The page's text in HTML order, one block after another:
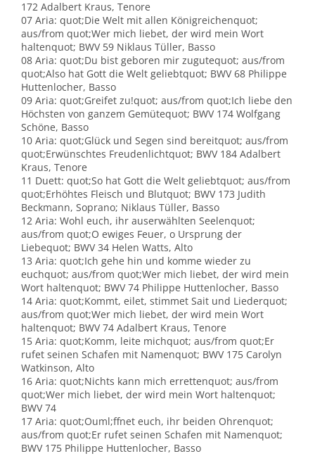
172 Adalbert Kraus, Tenore
07 Aria: quot;Die Welt mit allen Königreichenquot;
aus/from quot;Wer mich liebet, der wird mein Wort
haltenquot; BWV 59 Niklaus Tüller, Basso
08 Aria: quot;Du bist geboren mir zugutequot; aus/from
quot;Also hat Gott die Welt geliebtquot; BWV 68 Philippe
Huttenlocher, Basso
09 Aria: quot;Greifet zu!quot; aus/from quot;Ich liebe den
Höchsten von ganzem Gemütequot; BWV 174 Wolfgang
Schöne, Basso
10 Aria: quot;Glück und Segen sind bereitquot; aus/from
quot;Erwünschtes Freudenlichtquot; BWV 184 Adalbert
Kraus, Tenore
11 Duett: quot;So hat Gott die Welt geliebtquot; aus/from
quot;Erhöhtes Fleisch und Blutquot; BWV 173 Judith
Beckmann, Soprano; Niklaus Tüller, Basso
12 Aria: Wohl euch, ihr auserwählten Seelenquot;
aus/from quot;O ewiges Feuer, o Ursprung der
Liebequot; BWV 34 Helen Watts, Alto
13 Aria: quot;Ich gehe hin und komme wieder zu
euchquot; aus/from quot;Wer mich liebet, der wird mein
Wort haltenquot; BWV 74 Philippe Huttenlocher, Basso
14 Aria: quot;Kommt, eilet, stimmet Sait und Liederquot;
aus/from quot;Wer mich liebet, der wird mein Wort
haltenquot; BWV 74 Adalbert Kraus, Tenore
15 Aria: quot;Komm, leite michquot; aus/from quot;Er
rufet seinen Schafen mit Namenquot; BWV 175 Carolyn
Watkinson, Alto
16 Aria: quot;Nichts kann mich errettenquot; aus/from
quot;Wer mich liebet, der wird mein Wort haltenquot;
BWV 74
17 Aria: quot;Ouml;ffnet euch, ihr beiden Ohrenquot;
aus/from quot;Er rufet seinen Schafen mit Namenquot;
BWV 175 Philippe Huttenlocher, Basso